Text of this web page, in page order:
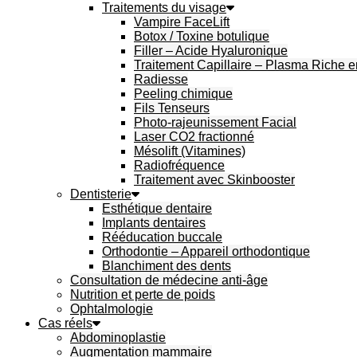
Traitements du visage
Vampire FaceLift
Botox / Toxine botulique
Filler – Acide Hyaluronique
Traitement Capillaire – Plasma Riche
Radiesse
Peeling chimique
Fils Tenseurs
Photo-rajeunissement Facial
Laser CO2 fractionné
Mésolift (Vitamines)
Radiofréquence
Traitement avec Skinbooster
Dentisterie
Esthétique dentaire
Implants dentaires
Rééducation buccale
Orthodontie – Appareil orthodontique
Blanchiment des dents
Consultation de médecine anti-âge
Nutrition et perte de poids
Ophtalmologie
Cas réels
Abdominoplastie
Augmentation mammaire